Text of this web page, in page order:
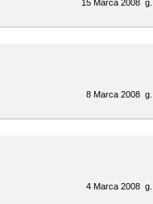
15 Marca 2008
8 Marca 2008
4 Marca 2008